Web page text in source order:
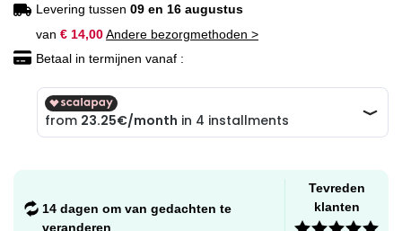
Levering tussen 09 en 16 augustus
van € 14,00Andere bezorgmethoden >
Betaal in termijnen vanaf :
14 dagen om van gedachten te
veranderen
Tevreden
klanten